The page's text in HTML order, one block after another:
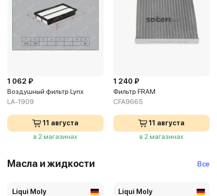
1 062 ₽
Воздушный фильтр Lynx
LA-1909
11 августа
в 2 магазинах
1 240 ₽
Фильтр FRAM
CFA9665
11 августа
в 2 магазинах
Масла и жидкости Все
Liqui Moly Liqui Moly